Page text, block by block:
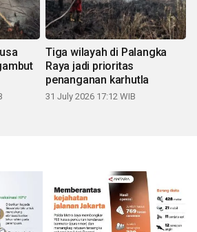
Tiga wilayah di Palangka
Raya jadi prioritas
penanganan karhutla
31 July 2026 17:12 WIB